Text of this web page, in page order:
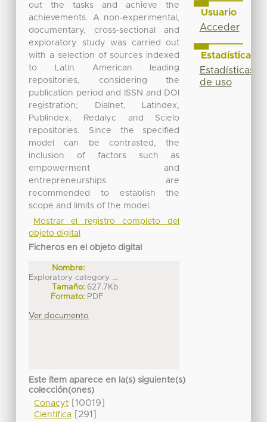
out the tasks and achieve the
achievements. A non-experimental,
documentary, cross-sectional and
exploratory study was carried out
with a selection of sources indexed
to Latin American leading
repositories, considering the
publication period and ISSN and DOI
registration; Dialnet, Latindex,
Publindex, Redalyc and Scielo
repositories. Since the specified
model can be contrasted, the
inclusion of factors such as
empowerment and
entrepreneurships are
recommended to establish the
scope and limits of the model.
Mostrar el registro completo del
objeto digital
Ficheros en el objeto digital
Nombre:
Exploratory category ...
Tamaño: 627.7Kb
Formato: PDF
Ver documento
Este ítem aparece en la(s) siguiente(s)
colección(ones)
Conacyt[10019]
Científica[291]
Usuario
Acceder
Estadísticas
Estadísticas
de uso